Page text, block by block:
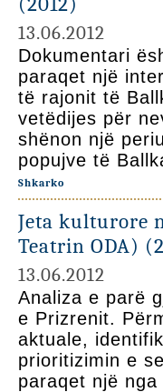
13.06.2012
Dokumentari
paraqet një
të rajonit të
vetëdijes për
shënon një
popujve të
Shkarko
Jeta kulturore
Teatrin ODA)
13.06.2012
Analiza e parë
e Prizrenit.
aktuale,
prioritizimin e
paraqet një